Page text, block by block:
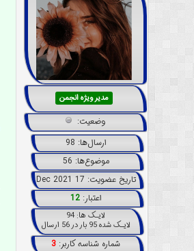
مدیر ویژه انجمن
وضعیت:
ارسال‌ها: 98
موضوع‌ها: 56
تاریخ عضویت: 17 Dec 2021
اعتبار:12
لایـک ها: 94
لایـک شده 95 بار در 56 ارسال
شماره شناسه کاربر: 3